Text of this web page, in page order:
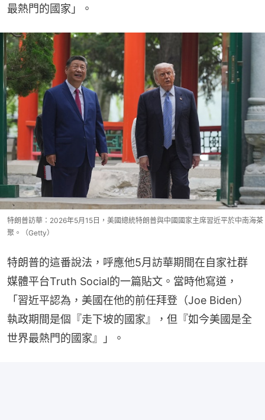
最熱門的國家」。
特朗普訪華：2026年5月15日，美國總統特朗普與中國國家主席習近平於中南海茶
聚。（Getty）
特朗普的這番說法，呼應他5月訪華期間在自家社群
媒體平台Truth Social的一篇貼文。當時他寫道，
「習近平認為，美國在他的前任拜登（Joe Biden）
執政期間是個『走下坡的國家』，但『如今美國是全
世界最熱門的國家』」。